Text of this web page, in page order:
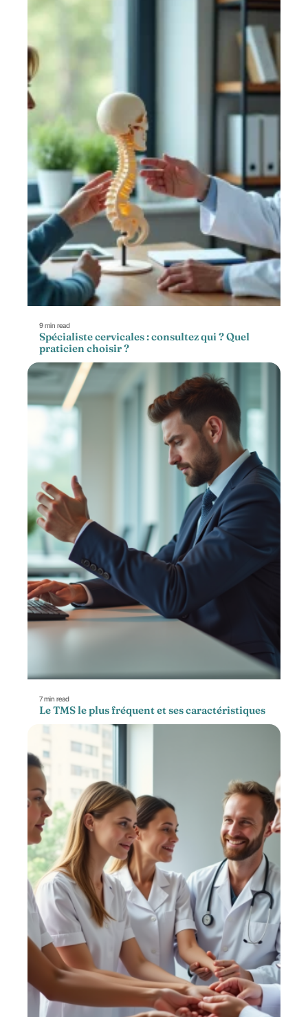
9 min read
Spécialiste cervicales : consultez qui ? Quel
praticien choisir ?
7 min read
Le TMS le plus fréquent et ses caractéristiques